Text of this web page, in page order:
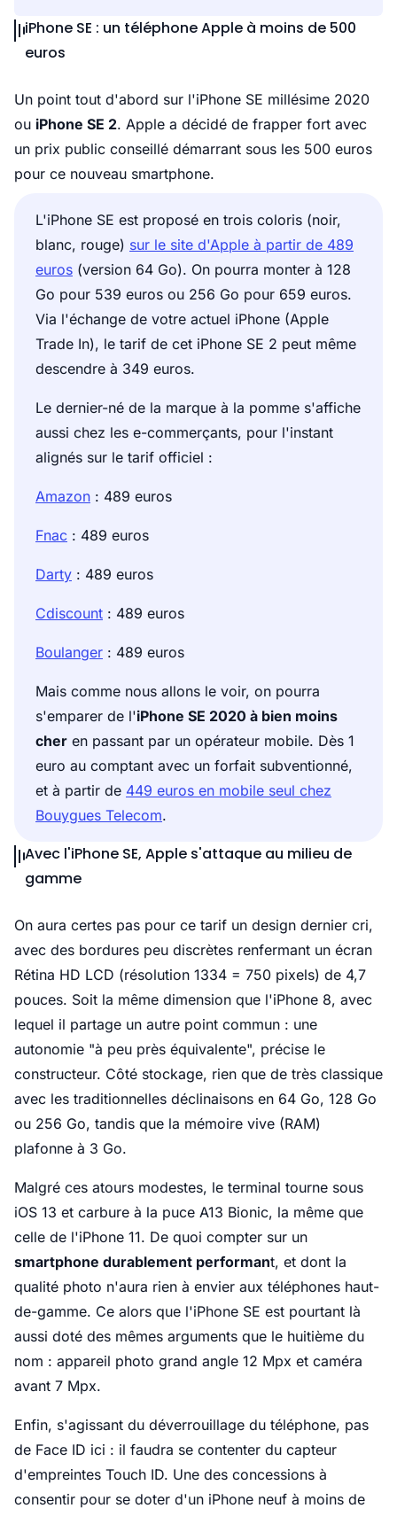
iPhone SE : un téléphone Apple à moins de 500
euros
Un point tout d'abord sur l'iPhone SE millésime 2020
ou iPhone SE 2. Apple a décidé de frapper fort avec
un prix public conseillé démarrant sous les 500 euros
pour ce nouveau smartphone.
L'iPhone SE est proposé en trois coloris (noir,
blanc, rouge) sur le site d'Apple à partir de 489
euros (version 64 Go). On pourra monter à 128
Go pour 539 euros ou 256 Go pour 659 euros.
Via l'échange de votre actuel iPhone (Apple
Trade In), le tarif de cet iPhone SE 2 peut même
descendre à 349 euros.
Le dernier-né de la marque à la pomme s'affiche
aussi chez les e-commerçants, pour l'instant
alignés sur le tarif officiel :
Amazon : 489 euros
Fnac : 489 euros
Darty : 489 euros
Cdiscount : 489 euros
Boulanger : 489 euros
Mais comme nous allons le voir, on pourra
s'emparer de l'iPhone SE 2020 à bien moins
cher en passant par un opérateur mobile. Dès 1
euro au comptant avec un forfait subventionné,
et à partir de 449 euros en mobile seul chez
Bouygues Telecom.
Avec l'iPhone SE, Apple s'attaque au milieu de
gamme
On aura certes pas pour ce tarif un design dernier cri,
avec des bordures peu discrètes renfermant un écran
Rétina HD LCD (résolution 1334 = 750 pixels) de 4,7
pouces. Soit la même dimension que l'iPhone 8, avec
lequel il partage un autre point commun : une
autonomie "à peu près équivalente", précise le
constructeur. Côté stockage, rien que de très classique
avec les traditionnelles déclinaisons en 64 Go, 128 Go
ou 256 Go, tandis que la mémoire vive (RAM)
plafonne à 3 Go.
Malgré ces atours modestes, le terminal tourne sous
iOS 13 et carbure à la puce A13 Bionic, la même que
celle de l'iPhone 11. De quoi compter sur un
smartphone durablement performant, et dont la
qualité photo n'aura rien à envier aux téléphones haut-
de-gamme. Ce alors que l'iPhone SE est pourtant là
aussi doté des mêmes arguments que le huitième du
nom : appareil photo grand angle 12 Mpx et caméra
avant 7 Mpx.
Enfin, s'agissant du déverrouillage du téléphone, pas
de Face ID ici : il faudra se contenter du capteur
d'empreintes Touch ID. Une des concessions à
consentir pour se doter d'un iPhone neuf à moins de